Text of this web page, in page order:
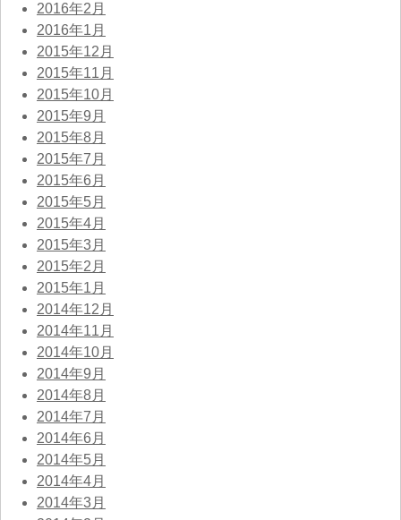
2016年2月
2016年1月
2015年12月
2015年11月
2015年10月
2015年9月
2015年8月
2015年7月
2015年6月
2015年5月
2015年4月
2015年3月
2015年2月
2015年1月
2014年12月
2014年11月
2014年10月
2014年9月
2014年8月
2014年7月
2014年6月
2014年5月
2014年4月
2014年3月